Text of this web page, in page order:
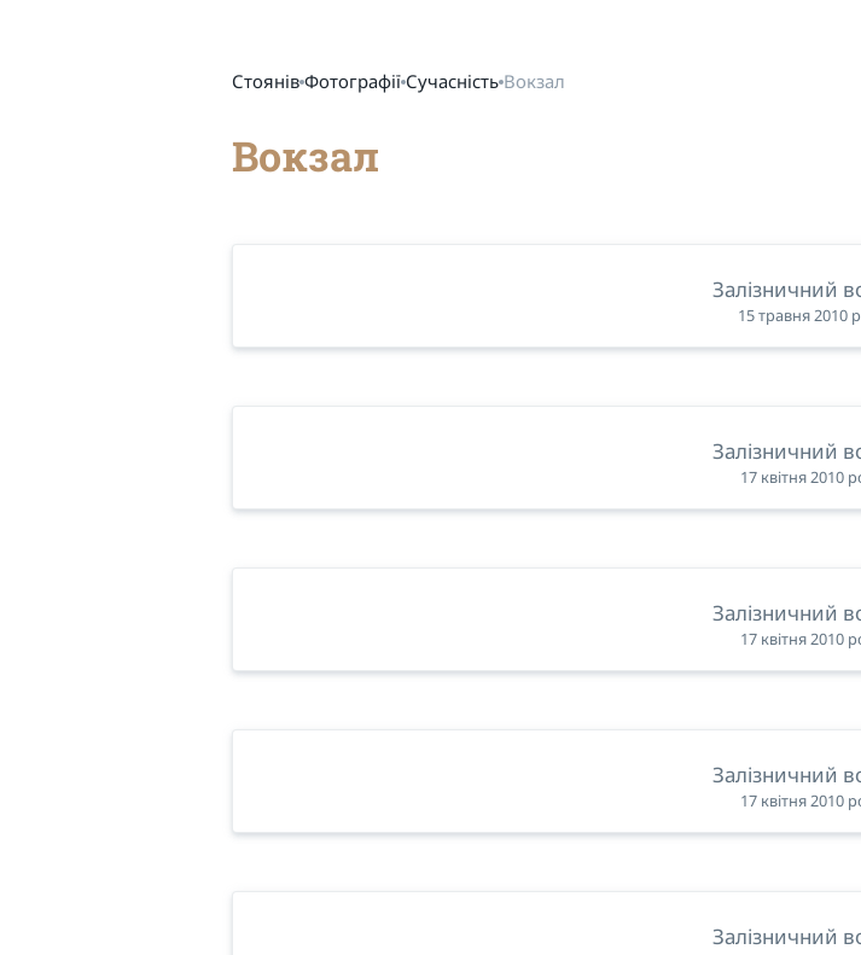
Стоянів Фотографії Сучасність Вокзал
Вокзал
Залізничний
15 травня 2010
Залізничний
17 квітня 2010
Залізничний
17 квітня 2010
Залізничний
17 квітня 2010
Залізничний